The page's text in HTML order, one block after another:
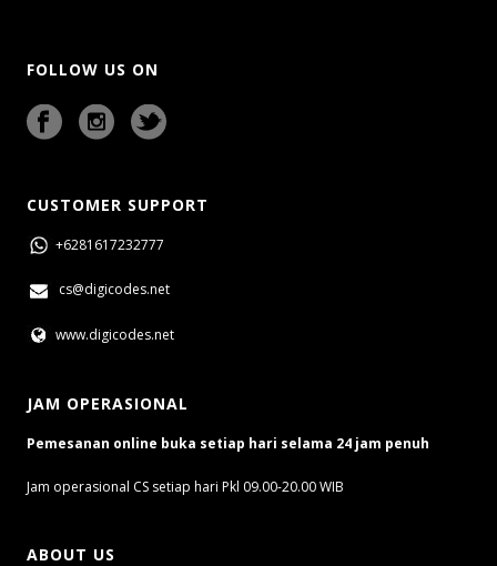
FOLLOW US ON
CUSTOMER SUPPORT
+6281617232777
cs@digicodes.net
www.digicodes.net
JAM OPERASIONAL
Pemesanan online buka setiap hari selama 24 jam penuh
Jam operasional CS setiap hari Pkl 09.00-20.00 WIB
ABOUT US